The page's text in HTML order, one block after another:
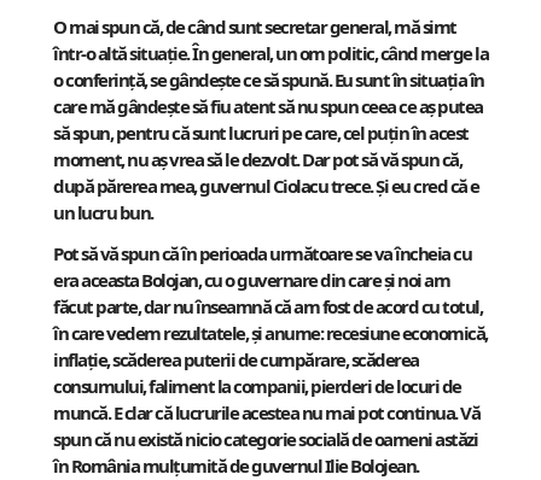
O mai spun că, de când sunt secretar general, mă simt
într-o altă situație. În general, un om politic, când merge la
o conferință, se gândește ce să spună. Eu sunt în situația în
care mă gândește să fiu atent să nu spun ceea ce aș putea
să spun, pentru că sunt lucruri pe care, cel puțin în acest
moment, nu aș vrea să le dezvolt. Dar pot să vă spun că,
după părerea mea, guvernul Ciolacu trece. Și eu cred că e
un lucru bun.
Pot să vă spun că în perioada următoare se va încheia cu
era aceasta Bolojan, cu o guvernare din care și noi am
făcut parte, dar nu înseamnă că am fost de acord cu totul,
în care vedem rezultatele, și anume: recesiune economică,
inflație, scăderea puterii de cumpărare, scăderea
consumului, faliment la companii, pierderi de locuri de
muncă. E clar că lucrurile acestea nu mai pot continua. Vă
spun că nu există nicio categorie socială de oameni astăzi
în România mulțumită de guvernul Ilie Bolojean.